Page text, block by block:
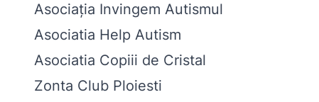
Asociația Invingem Autismul
Asociatia Help Autism
Asociatia Copiii de Cristal
Zonta Club Ploiesti